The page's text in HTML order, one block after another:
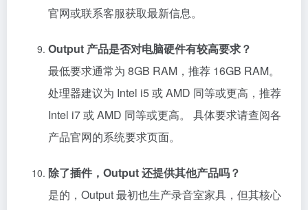
官网或联系客服获取最新信息。
Output 产品是否对电脑硬件有较高要求？
最低要求通常为 8GB RAM，推荐 16GB RAM。
处理器建议为 Intel i5 或 AMD 同等或更高，推荐
Intel i7 或 AMD 同等或更高。 具体要求请查阅各
产品官网的系统要求页面。
除了插件，Output 还提供其他产品吗？
是的，Output 最初也生产录音室家具，但其核心